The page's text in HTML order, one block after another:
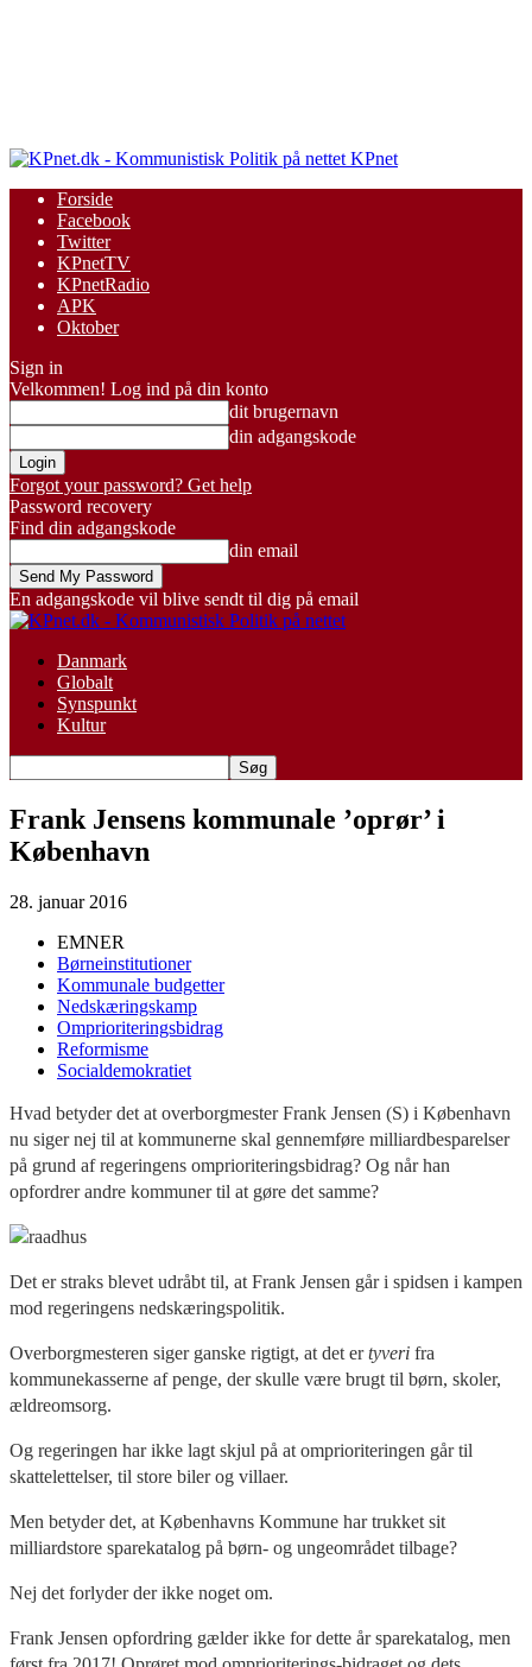
KPnet
Forside
Facebook
Twitter
KPnetTV
KPnetRadio
APK
Oktober
Sign in
Velkommen! Log ind på din konto
dit brugernavn
din adgangskode
Forgot your password? Get help
Password recovery
Find din adgangskode
din email
En adgangskode vil blive sendt til dig på email
Danmark
Globalt
Synspunkt
Kultur
Frank Jensens kommunale ’oprør’ i
København
28. januar 2016
EMNER
Børneinstitutioner
Kommunale budgetter
Nedskæringskamp
Omprioriteringsbidrag
Reformisme
Socialdemokratiet
Hvad betyder det at overborgmester Frank Jensen (S) i København
nu siger nej til at kommunerne skal gennemføre milliardbesparelser
på grund af regeringens omprioriteringsbidrag? Og når han
opfordrer andre kommuner til at gøre det samme?
Det er straks blevet udråbt til, at Frank Jensen går i spidsen i kampen
mod regeringens nedskæringspolitik.
Overborgmesteren siger ganske rigtigt, at det ertyveri fra
kommunekasserne af penge, der skulle være brugt til børn, skoler,
ældreomsorg.
Og regeringen har ikke lagt skjul på at omprioriteringen går til
skattelettelser, til store biler og villaer.
Men betyder det, at Københavns Kommune har trukket sit
milliardstore sparekatalog på børn- og ungeområdet tilbage?
Nej det forlyder der ikke noget om.
Frank Jensen opfordring gælder ikke for dette år sparekatalog, men